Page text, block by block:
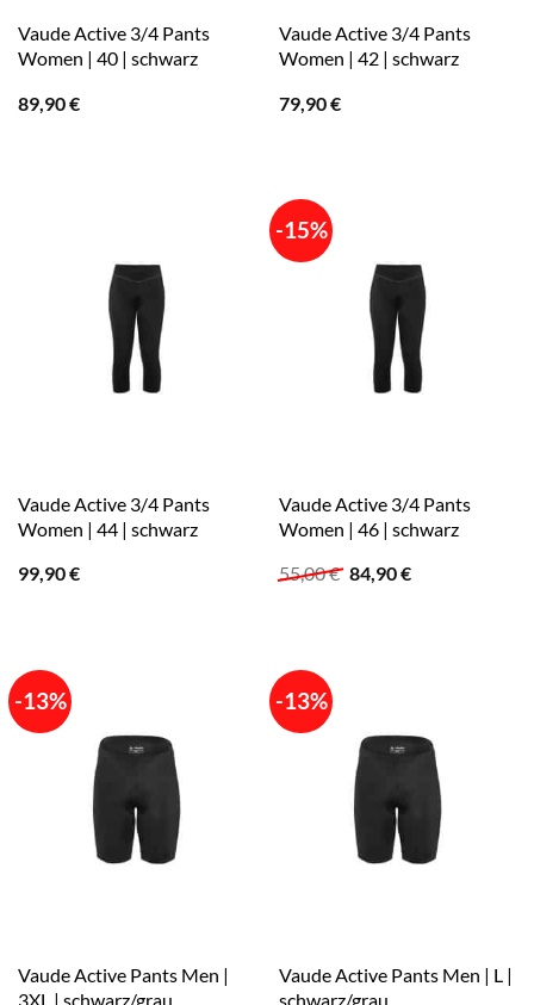
Vaude Active 3/4 Pants
Women | 40 | schwarz
89,90€
Vaude Active 3/4 Pants
Women | 42 | schwarz
79,90€
Vaude Active 3/4 Pants
Women | 44 | schwarz
99,90€
-15%
Vaude Active 3/4 Pants
Women | 46 | schwarz
55,00€ Ursprünglicher
84,90€Aktueller
-13%
Vaude Active Pants Men |
3XL | schwarz/grau
-13%
Vaude Active Pants Men | L |
schwarz/grau